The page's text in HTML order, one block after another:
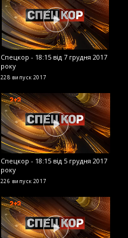
Спецкор - 18:15 від 7 грудня 2017
року
228 випуск 2017
Спецкор - 18:15 від 5 грудня 2017
року
226 випуск 2017